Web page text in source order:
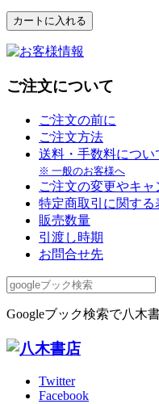
ご注文について
ご注文の前に
ご注文方法
送料・手数料につい
※ 一般のお客様へ
ご注文の変更やキャ
特定商取引に関する
販売数量
引渡し時期
お問合せ先
Googleブック検索で八木
Twitter
Facebook